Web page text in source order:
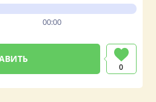
00:00
0